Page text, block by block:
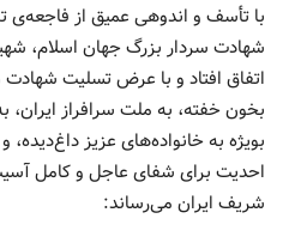
با تأسف و اندوهی عمیق از فاجعه‌ی
شهادت سردار بزرگ جهان اسلام،
اتفاق افتاد و با عرض تسلیت
بخون خفته، به ملت سرافراز ایران،
بویژه به خانواده‌های عزیز داغ‌دیده،
احدیت برای شفای عاجل و کامل
شریف ایران می‌رساند: